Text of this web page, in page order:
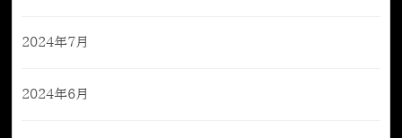
2024年7月
2024年6月